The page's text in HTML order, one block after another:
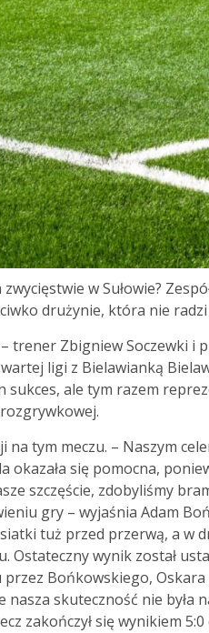
w Sułowie?
drużynie, która nie
trener Zbigniew Soczewki i
ligi z Bielawianką
sukces, ale tym razem
tym meczu. – Naszym
okazała się pomocna,
szczęście, zdobyliśmy
gry – wyjaśnia Adam
tuż przed przerwą, a w
Ostateczny wynik został
Bońkowskiego,
skuteczność nie była
zakończył się wynikiem 5:0